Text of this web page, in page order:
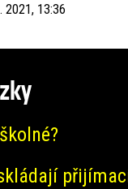
2021, 13:36